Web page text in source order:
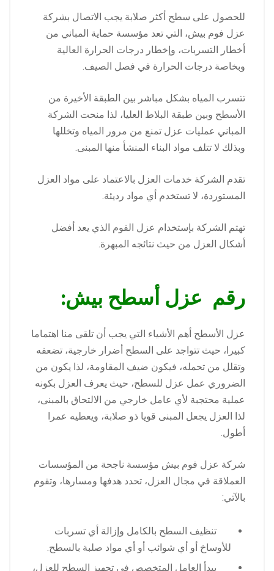
للحصول على سطح أكثر صلابة يجب الاتصال بشركة
عزل فوم بيش، التي تعد مؤسسة حماية المباني من
أخطار التسربات، وإخطار درجات الحرارة العالية
وبخاصة درجات الحرارة في فصل الصيف.
تتسرب المياه بشكل مباشر بين الطبقة الأخيرة من
الأسطح وبين طبقة البلاط العليا، لذا منحت الشركة
المباني عمليات عزل تمنع من مرور المياه وتخللها
وبذلك لا تتلف مواد البناء المنشأ منها المبنى.
تقدم الشركة خدمات العزل بالاعتماد على مواد العزل
المستوردة، لا تستخدم أي مواد رديئة.
تهتم الشركة بإستخدام عزل الفوم الذي يعد أفضل
أشكال العزل من حيث نتائجه المبهرة.
رقم عزل أسطح بيش:
عزل الأسطح أهم الأشياء التي يجب أن تلقى منا اهتماما
كبيرا، حيث تتواجد على السطح أضرار خارجية، تضعفه
وتقلل من تحمله، فيكون ضيف المقاومة، لذا يكون من
الضروري عمل عزل للسطح، حيث يعرف العزل بكونه
عملية محتجبة لأي عامل خارجي من الالتحاق بالمبنى،
لذا العزل يجعل المبنى قويا ذو صلابة، ويعطيه عمرا
أطول.
شركة عزل فوم بيش مؤسسة ناجحة من المؤسسات
العملاقة في مجال العزل، تحدد هدفها ومسارها، وتقوم
بالآتي:
تنظيف السطح بالكامل وإزالة أي تسربات
للأوساخ أو أي شوائب أو أي مواد صلبة بالسطح.
يبدأ العامل المتخصص في تجهيز السطح للعزل،